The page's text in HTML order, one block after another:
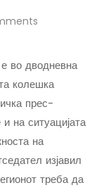
е во дводневна
колешка
прес-
на ситуацијата
на
изјавил
треба да